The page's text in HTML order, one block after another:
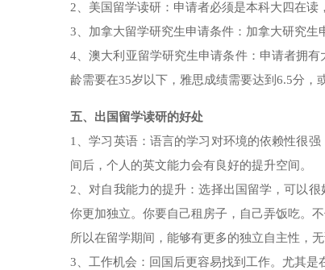
2、美国留学读研：申请者必须是本科大四在读
3、加拿大留学研究生申请条件：加拿大研究生
4、澳大利亚留学研究生申请条件：申请者拥
龄需要在35岁以下，雅思成绩需要达到6.5分，
五、出国留学读研的好处
1、学习英语：语言的学习对环境的依赖性很
间后，个人的英文能力会有良好的提升空间。
2、对自我能力的提升：选择出国留学，可以
你更加独立。你要自己租房子，自己弄饭吃。
所以在留学期间，能够有更多的独立自主性，
3、工作机会：回国后更容易找到工作。尤其是